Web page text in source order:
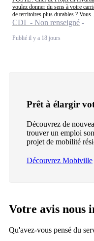
voulez donner du sens à votre
de territoires plus durables ?
CDI - Non renseigné
Publié il y a 18 jours
Prêt à élargir
Découvrez de
trouver un emploi
projet de mobilité
Découvrez Mobiville
Votre avis nous
Qu'avez-vous pensé du